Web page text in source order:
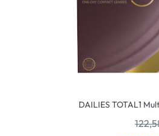
DAILIES TOTAL1